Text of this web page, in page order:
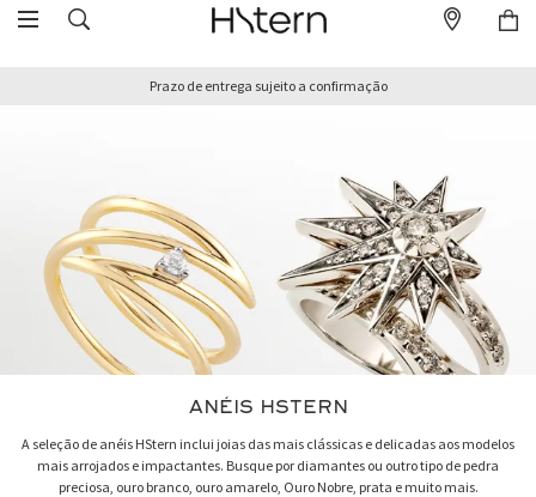
Prazo de entrega sujeito a confirmação
ANÉIS HSTERN
A seleção de anéis HStern inclui joias das mais clássicas e delicadas aos modelos
mais arrojados e impactantes. Busque por diamantes ou outro tipo de pedra
preciosa, ouro branco, ouro amarelo, Ouro Nobre, prata e muito mais.